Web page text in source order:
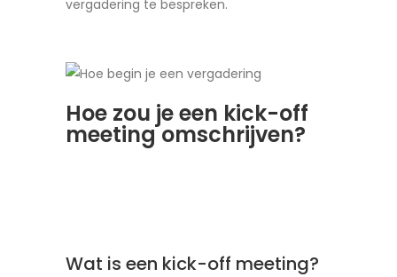
vergadering te bespreken.
Hoe zou je een kick-off
meeting omschrijven?
Wat is een kick-off meeting?